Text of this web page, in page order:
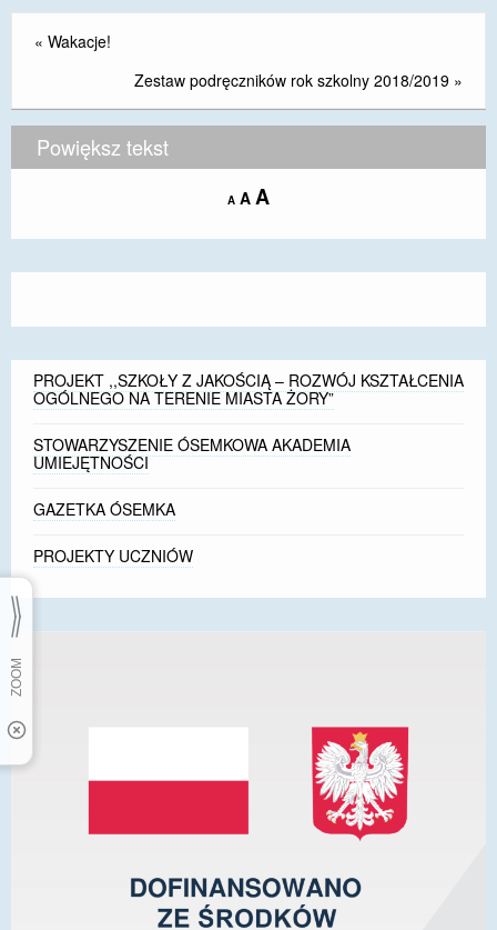
« Wakacje!
Zestaw podręczników rok szkolny 2018/2019 »
Powiększ tekst
A Decrease
size.
A Reset
size.
AIncrease
size.
PROJEKT ,,SZKOŁY Z JAKOŚCIĄ – ROZWÓJ KSZTAŁCENIA
OGÓLNEGO NA TERENIE MIASTA ŻORY”
STOWARZYSZENIE ÓSEMKOWA AKADEMIA
UMIEJĘTNOŚCI
GAZETKA ÓSEMKA
PROJEKTY UCZNIÓW